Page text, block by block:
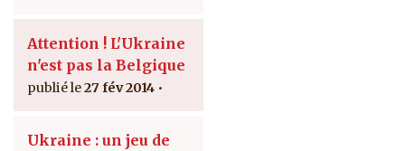
Attention ! L'Ukraine
n'est pas la Belgique
27 fév 2014
Ukraine : un jeu de